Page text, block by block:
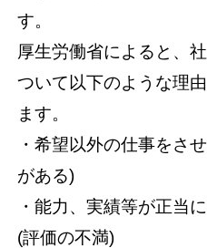
す。
厚生労働省によると、
ついて以下のような理
ます。
・希望以外の仕事をさ
がある)
・能力、実績等が正当
(評価の不満)